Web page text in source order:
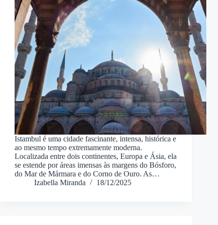
Istambul é uma cidade fascinante, intensa, histórica e
ao mesmo tempo extremamente moderna.
Localizada entre dois continentes, Europa e Ásia, ela
se estende por áreas imensas às margens do Bósforo,
do Mar de Mármara e do Corno de Ouro. As…
Izabella Miranda
18/12/2025